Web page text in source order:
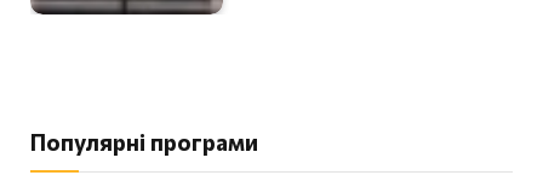
Популярні програми